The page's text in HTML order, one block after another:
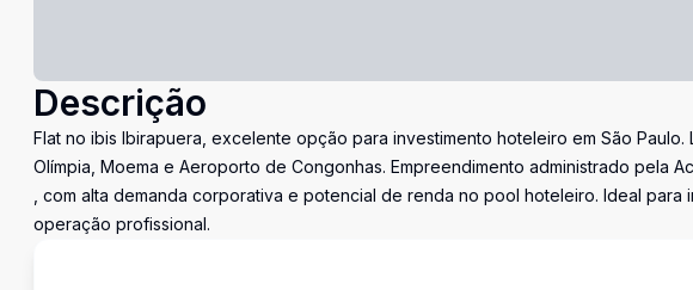
Descrição
Flat no ibis Ibirapuera, excelente opção para investimento hoteleiro em São Paulo.
Olímpia, Moema e Aeroporto de Congonhas. Empreendimento administrado pela
, com alta demanda corporativa e potencial de renda no pool hoteleiro. Ideal
operação profissional.